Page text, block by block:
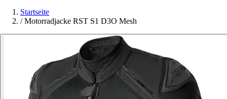
Startseite
/ Motorradjacke RST S1 D3O Mesh